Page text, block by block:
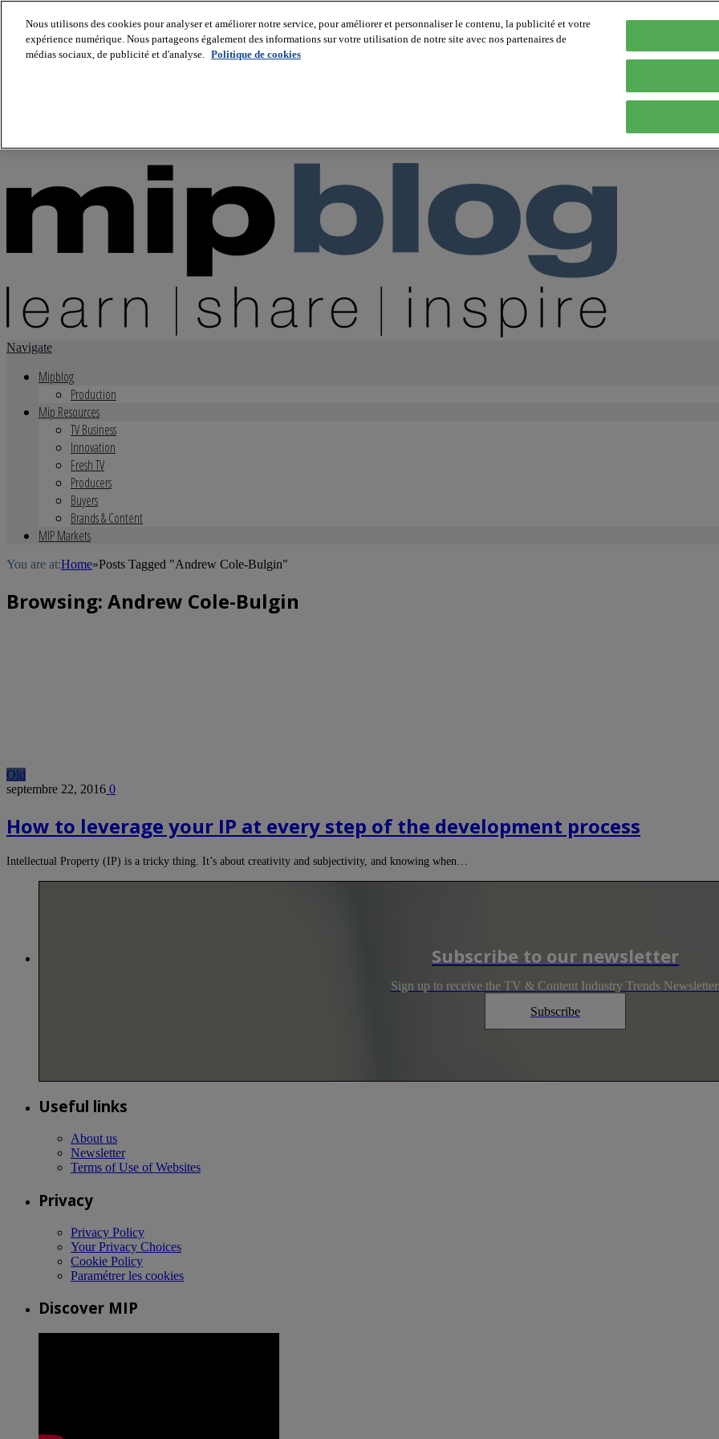
About us
Navigate
Mipblog
Production
Mip Resources
TV Business
Innovation
Fresh TV
Producers
Buyers
Brands & Content
MIP Markets
You are at:Home»Posts Tagged "Andrew Cole-Bulgin"
Browsing: Andrew Cole-Bulgin
Old
septembre 22, 2016 0
How to leverage your IP at every step of the development process
Intellectual Property (IP) is a tricky thing. It’s about creativity and subjectivity, and knowing when…
Subscribe to our newsletter
Sign up to receive the TV & Content Industry Trends
Subscribe
Useful links
About us
Newsletter
Terms of Use of Websites
Privacy
Privacy Policy
Your Privacy Choices
Cookie Policy
Paramétrer les cookies
Discover MIP
Nous utilisons des cookies pour analyser et améliorer notre service, pour améliorer et personnaliser le contenu, la publicité et votre
expérience numérique. Nous partageons également des informations sur votre utilisation de notre site avec nos partenaires de
médias sociaux, de publicité et d'analyse. Politique de cookies